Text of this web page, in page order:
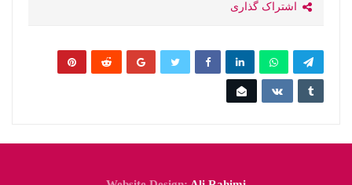
اشتراک گذاری